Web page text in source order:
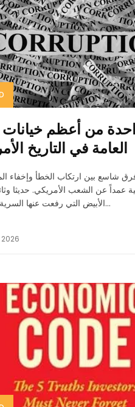
من أعظم خيانات
العامة في التاريخ
شاسع بين ارتكاب الخطأ وإخفاء
عمداً عن الشعب الأمريكي. حديثا
الأبيض التي رفعت عنها السرية لا تصف...
2026